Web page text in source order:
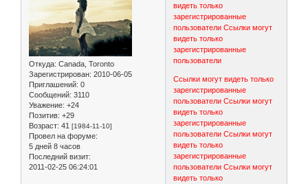
Откуда: Canada, Toronto
Зарегистрирован: 2010-06-05
Приглашений: 0
Сообщений: 3110
Уважение: +24
Позитив: +29
Возраст: 41 [1984-11-10]
Провел на форуме:
5 дней 8 часов
Последний визит:
2011-02-25 06:24:01
видеть только
зарегистрированные
пользователи Ссылки могут
видеть только
зарегистрированные
пользователи
Ссылки могут видеть только
зарегистрированные
пользователи Ссылки могут
видеть только
зарегистрированные
пользователи Ссылки могут
видеть только
зарегистрированные
пользователи Ссылки могут
видеть только